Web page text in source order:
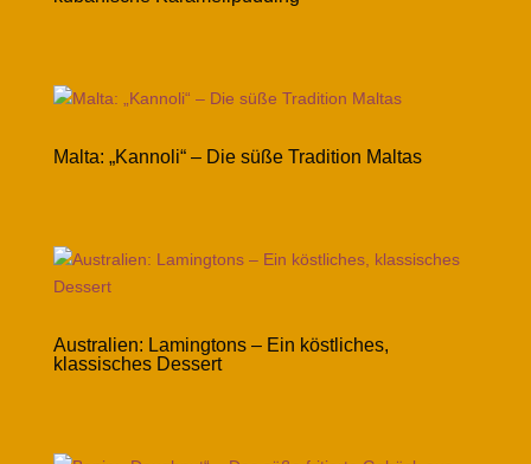
Malta: „Kannoli“ – Die süße Tradition Maltas
Australien: Lamingtons – Ein köstliches,
klassisches Dessert